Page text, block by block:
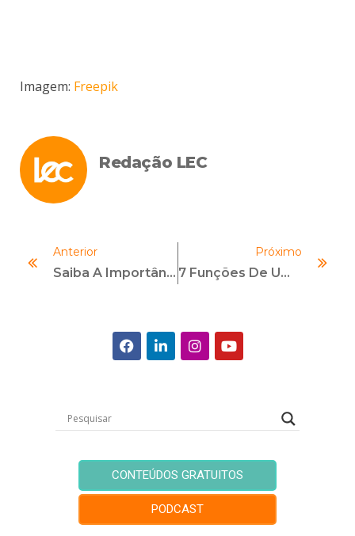
Imagem: Freepik
Redação LEC
Anterior
Saiba A Importância E Como Implementar Um Canal De Denúncias Na Empresa
Próximo
7 Funções De Um Compliance Officer!
CONTEÚDOS GRATUITOS
PODCAST